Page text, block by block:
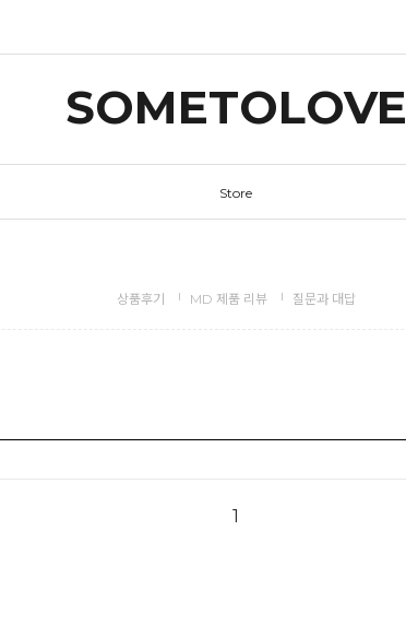
SOMETOLOVE
Store
상품후기 MD 제품 리뷰 질문과 대답
1